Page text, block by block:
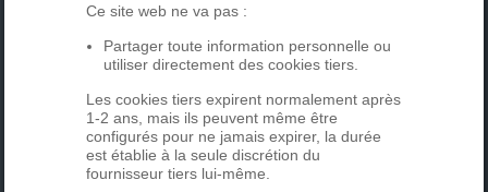
Ce site web ne va pas :
Partager toute information personnelle ou
utiliser directement des cookies tiers.
Les cookies tiers expirent normalement après
1-2 ans, mais ils peuvent même être
configurés pour ne jamais expirer, la durée
est établie à la seule discrétion du
fournisseur tiers lui-même.